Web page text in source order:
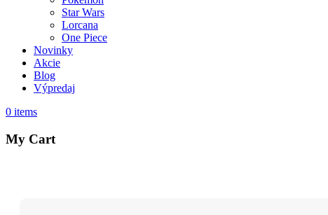
Star Wars
Lorcana
One Piece
Novinky
Akcie
Blog
Výpredaj
0 items
My Cart